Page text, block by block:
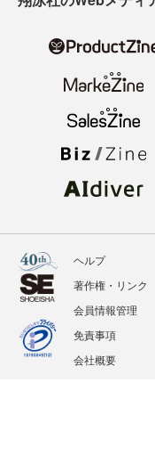
ヘルプ
著作権・リンク
会員情報管理
免責事項
会社概要